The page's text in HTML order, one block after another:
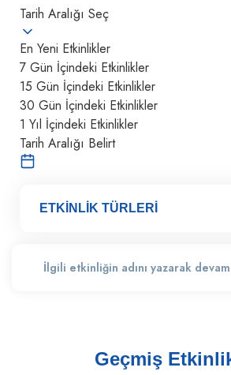
Tarih Aralığı Seç
En Yeni Etkinlikler
7 Gün İçindeki Etkinlikler
15 Gün İçindeki Etkinlikler
30 Gün İçindeki Etkinlikler
1 Yıl İçindeki Etkinlikler
Tarih Aralığı Belirt
ETKİNLİK TÜRLERİ
Geçmiş